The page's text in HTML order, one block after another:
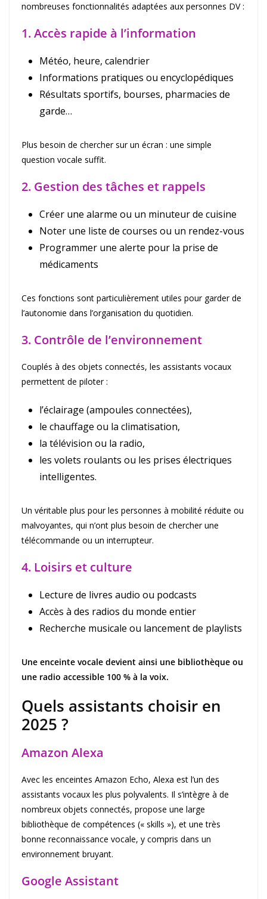
nombreuses fonctionnalités adaptées aux personnes DV :
1. Accès rapide à l’information
Météo, heure, calendrier
Informations pratiques ou encyclopédiques
Résultats sportifs, bourses, pharmacies de
garde…
Plus besoin de chercher sur un écran : une simple
question vocale suffit.
2. Gestion des tâches et rappels
Créer une alarme ou un minuteur de cuisine
Noter une liste de courses ou un rendez-vous
Programmer une alerte pour la prise de
médicaments
Ces fonctions sont particulièrement utiles pour garder de
l’autonomie dans l’organisation du quotidien.
3. Contrôle de l’environnement
Couplés à des objets connectés, les assistants vocaux
permettent de piloter :
l’éclairage (ampoules connectées),
le chauffage ou la climatisation,
la télévision ou la radio,
les volets roulants ou les prises électriques
intelligentes.
Un véritable plus pour les personnes à mobilité réduite ou
malvoyantes, qui n’ont plus besoin de chercher une
télécommande ou un interrupteur.
4. Loisirs et culture
Lecture de livres audio ou podcasts
Accès à des radios du monde entier
Recherche musicale ou lancement de playlists
Une enceinte vocale devient ainsi une bibliothèque ou
une radio accessible 100 % à la voix.
Quels assistants choisir en
2025 ?
Amazon Alexa
Avec les enceintes Amazon Echo, Alexa est l’un des
assistants vocaux les plus polyvalents. Il s’intègre à de
nombreux objets connectés, propose une large
bibliothèque de compétences (« skills »), et une très
bonne reconnaissance vocale, y compris dans un
environnement bruyant.
Google Assistant